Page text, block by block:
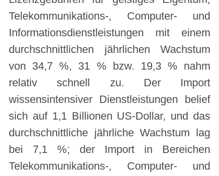
Telekommunikations-, Computer- und
Informationsdienstleistungen mit einem
durchschnittlichen jährlichen Wachstum
von 34,7 %, 31 % bzw. 19,3 % nahm
relativ schnell zu. Der Import
wissensintensiver Dienstleistungen belief
sich auf 1,1 Billionen US-Dollar, und das
durchschnittliche jährliche Wachstum lag
bei 7,1 %; der Import in Bereichen
Telekommunikations-, Computer- und